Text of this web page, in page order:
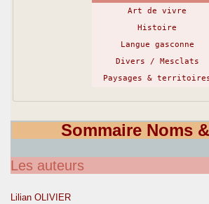
Art de vivre
Histoire
Langue gasconne
Divers / Mesclats
Paysages &
Sommaire Noms
Les auteurs
Lilian OLIVIER